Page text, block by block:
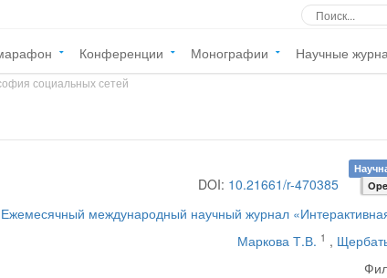
Конференции Монографии Научные
социальных сетей
DOI: 10.21661/r-470385
Ежемесячный международный научный журнал
Маркова Т.В. 1 ,